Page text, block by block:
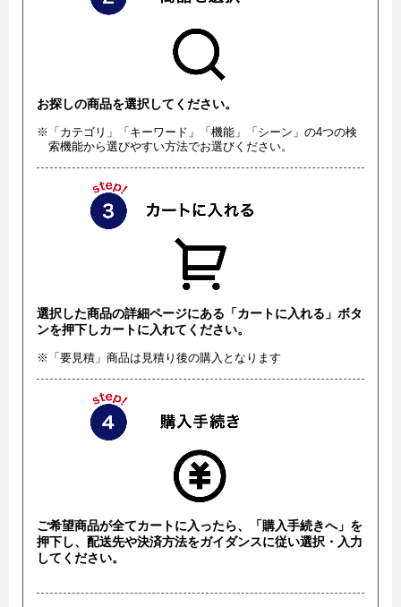
お探しの商品を選択してください。
※「カテゴリ」「キーワード」「機能」「シーン」の4つの検
索機能から選びやすい方法でお選びください。
選択した商品の詳細ページにある「カートに入れる」ボタ
ンを押下しカートに入れてください。
※「要見積」商品は見積り後の購入となります
ご希望商品が全てカートに入ったら、「購入手続きへ」を
押下し、配送先や決済方法をガイダンスに従い選択・入力
してください。